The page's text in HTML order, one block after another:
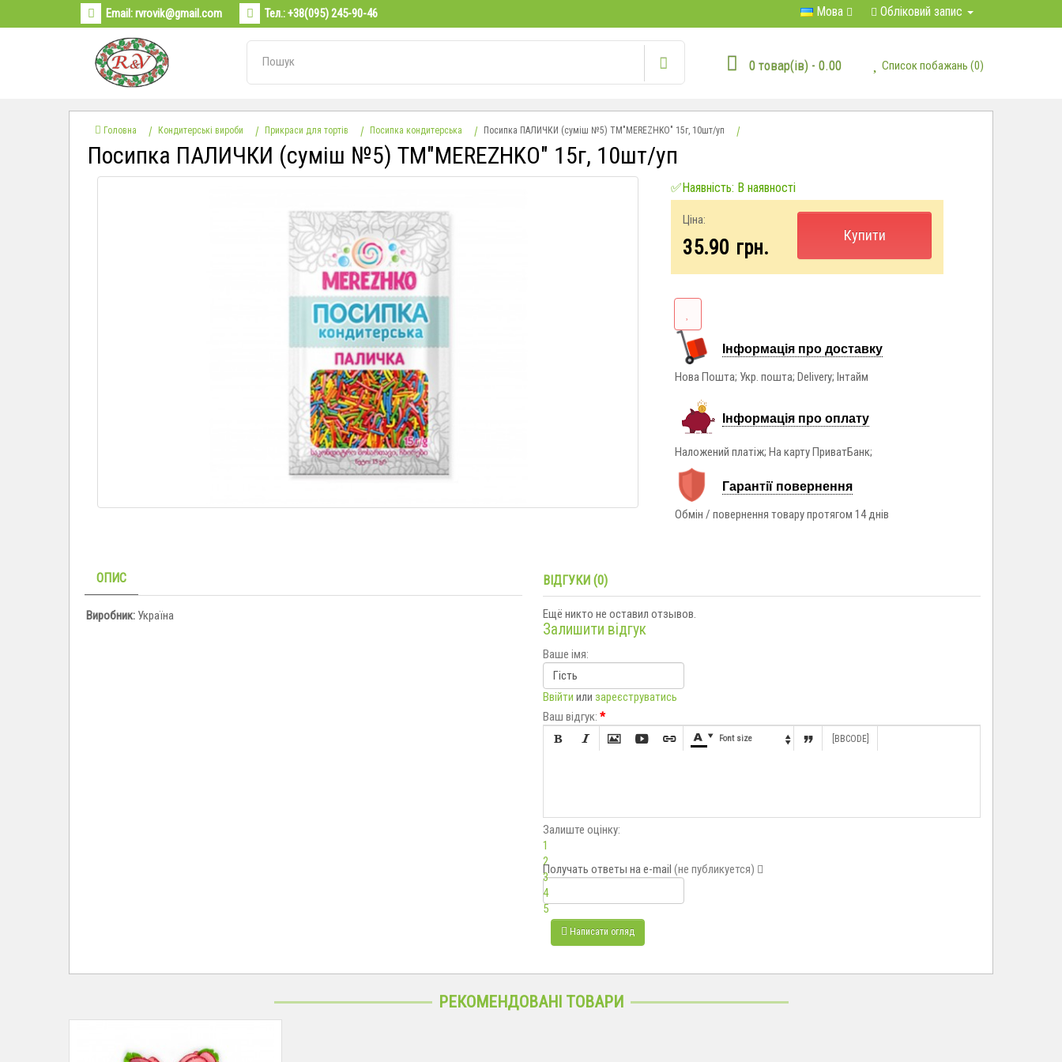
Email:rvrovik@gmail.com Тел.:+38(095) 245-90-46 Мова Обліковий запис
0 товар(ів) - 0.00 Список побажань (0)
Головна Кондитерські вироби Прикраси для тортів Посипка кондитерська Посипка ПАЛИЧКИ (суміш №5) ТМ"MEREZHKO" 15г, 10шт/уп
Посипка ПАЛИЧКИ (суміш №5) ТМ"MEREZHKO" 15г, 10шт/уп
✅Наявність: В наявності
Ціна:
35.90 грн.
Купити
Інформація про доставку
Нова Пошта; Укр. пошта; Delivery; Інтайм
Інформація про оплату
Наложений платіж; На карту ПриватБанк;
Гарантії повернення
Обмін / повернення товару протягом 14 днів
ОПИС
Виробник: Україна
ВІДГУКИ (0)
Ещё никто не оставил отзывов.
Залишити відгук
Ваше імя:
Ввійти или зареєструватись
Ваш відгук: *

      Font size   [BBCODE]
Залиште оцінку:
1
2
3
4
5
Получать ответы на e-mail (не публикуется)
Написати огляд
РЕКОМЕНДОВАНІ ТОВАРИ